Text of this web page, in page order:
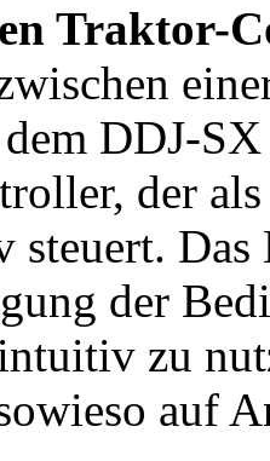
Traktor-
DDJ-
der
steuert.
der
zu
auf